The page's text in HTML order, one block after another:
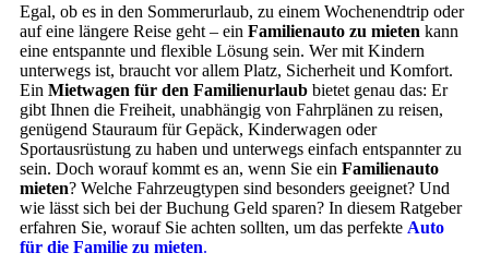
Egal, ob es in den Sommerurlaub, zu einem Wochenendtrip oder
auf eine längere Reise geht – ein Familienauto zu mieten kann
eine entspannte und flexible Lösung sein. Wer mit Kindern
unterwegs ist, braucht vor allem Platz, Sicherheit und Komfort.
Ein Mietwagen für den Familienurlaub bietet genau das: Er
gibt Ihnen die Freiheit, unabhängig von Fahrplänen zu reisen,
genügend Stauraum für Gepäck, Kinderwagen oder
Sportausrüstung zu haben und unterwegs einfach entspannter zu
sein. Doch worauf kommt es an, wenn Sie ein Familienauto
mieten? Welche Fahrzeugtypen sind besonders geeignet? Und
wie lässt sich bei der Buchung Geld sparen? In diesem Ratgeber
erfahren Sie, worauf Sie achten sollten, um das perfekte Auto
für die Familie zu mieten.